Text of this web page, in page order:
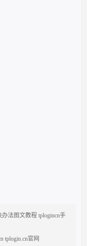
法图文教程 tplogincn手
tplogin.cn官网